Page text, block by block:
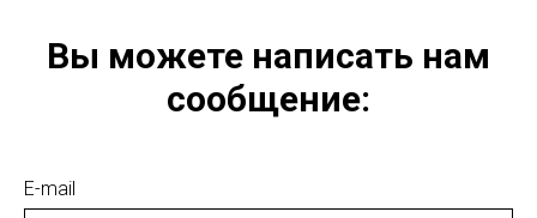
Вы можете написать нам
сообщение:
E-mail